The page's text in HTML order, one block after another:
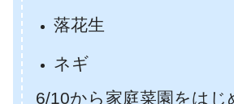
落花生
ネギ
6/10から家庭菜園をはじ